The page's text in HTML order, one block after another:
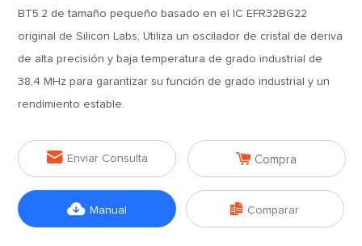
BT5.2 de tamaño pequeño basado en el IC EFR32BG22
original de Silicon Labs; Utiliza un oscilador de cristal de deriva
de alta precisión y baja temperatura de grado industrial de
38,4 MHz para garantizar su función de grado industrial y un
rendimiento estable.
 Enviar Consulta  Compra
 Manual  Comparar